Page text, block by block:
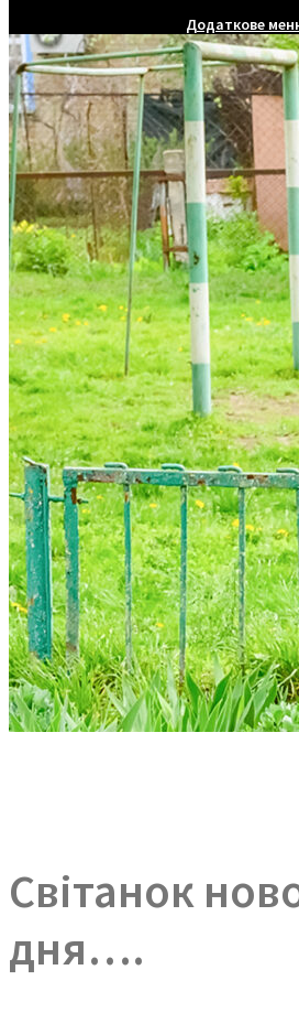
Додаткове
Світанок
дня….